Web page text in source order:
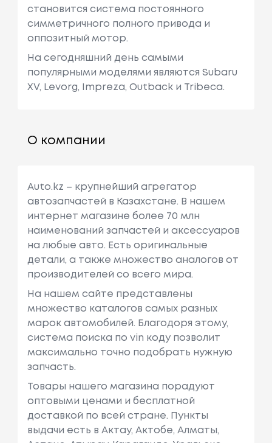
становится система постоянного
симметричного полного привода и
оппозитный мотор.
На сегодняшний день самыми
популярными моделями являются Subaru
XV, Levorg, Impreza, Outback и Tribeca.
О компании
Auto.kz – крупнейший агрегатор
автозапчастей в Казахстане. В нашем
интернет магазине более 70 млн
наименований запчастей и аксессуаров
на любые авто. Есть оригинальные
детали, а также множество аналогов от
производителей со всего мира.
На нашем сайте представлены
множество каталогов самых разных
марок автомобилей. Благодоря этому,
система поиска по vin коду позволит
максимально точно подобрать нужную
запчасть.
Товары нашего магазина порадуют
оптовыми ценами и бесплатной
доставкой по всей стране. Пункты
выдачи есть в Актау, Актобе, Алматы,